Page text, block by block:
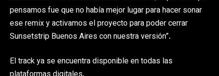
pensamos fue que no había mejor lugar para hacer sonar
ese remix y activamos el proyecto para poder cerrar
Sunsetstrip Buenos Aires con nuestra versión”.
El track ya se encuentra disponible en todas las